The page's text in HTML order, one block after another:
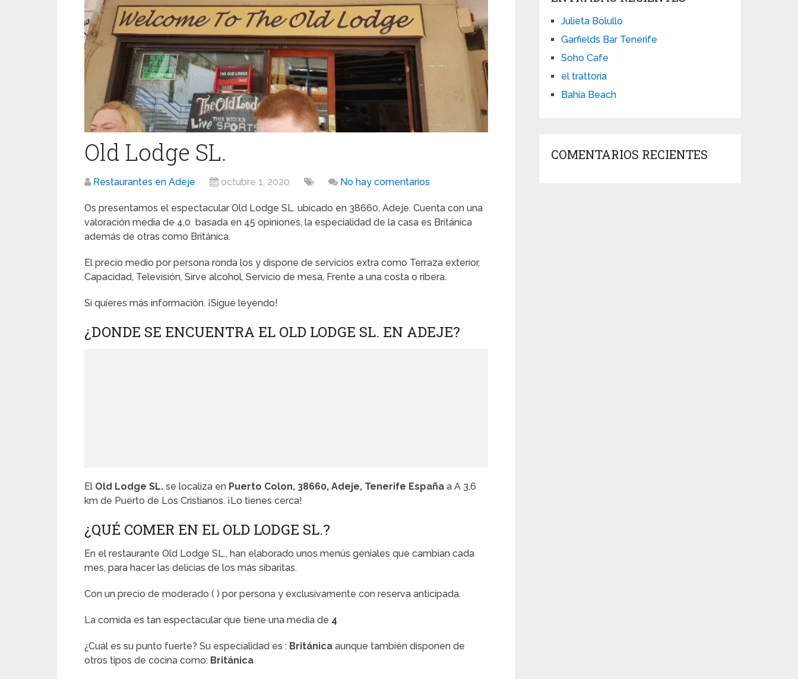
Old Lodge SL.
Restaurantes en Adeje octubre 1, 2020 No hay comentarios
Os presentamos el espectacular Old Lodge SL. ubicado en 38660, Adeje. Cuenta con una
valoración media de 4,0 basada en 45 opiniones, la especialidad de la casa es Británica
además de otras como Británica.
El precio medio por persona ronda los y dispone de servicios extra como Terraza exterior,
Capacidad, Televisión, Sirve alcohol, Servicio de mesa, Frente a una costa o ribera.
Si quieres más información. ¡Sigue leyendo!
¿DONDE SE ENCUENTRA EL OLD LODGE SL. EN ADEJE?
El Old Lodge SL. se localiza en Puerto Colon, 38660, Adeje, Tenerife España a A 3,6
km de Puerto de Los Cristianos. ¡Lo tienes cerca!
¿QUÉ COMER EN EL OLD LODGE SL.?
En el restaurante Old Lodge SL., han elaborado unos menús geniales que cambian cada
mes, para hacer las delicias de los más sibaritas.
Con un precio de moderado ( ) por persona y exclusivamente con reserva anticipada.
La comida es tan espectacular que tiene una media de 4
¿Cuál es su punto fuerte? Su especialidad es : Británica aunque también disponen de
otros tipos de cocina como: Británica
Julieta Bolullo
Garfields Bar Tenerife
Soho Cafe
el trattoria
Bahia Beach
COMENTARIOS RECIENTES